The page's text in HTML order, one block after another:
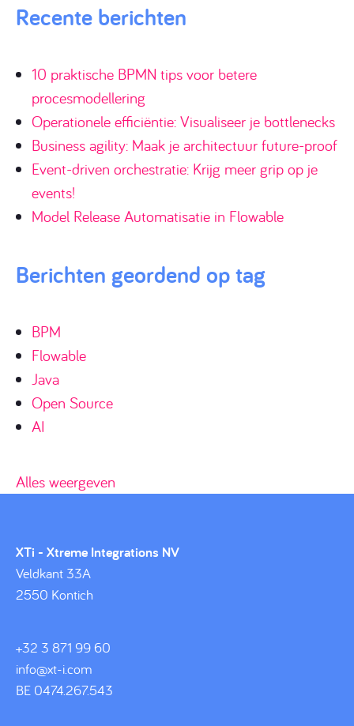
Recente berichten
10 praktische BPMN tips voor betere
procesmodellering
Operationele efficiëntie: Visualiseer je bottlenecks
Business agility: Maak je architectuur future-proof
Event-driven orchestratie: Krijg meer grip op je
events!
Model Release Automatisatie in Flowable
Berichten geordend op tag
BPM
Flowable
Java
Open Source
AI
Alles weergeven
XTi - Xtreme Integrations NV
Veldkant 33A
2550 Kontich
+32 3 871 99 60
info@xt-i.com
BE 0474.267.543